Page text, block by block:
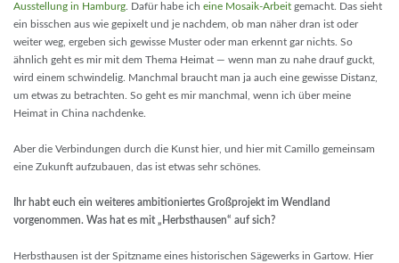
Ausstellung in Hamburg. Dafür habe ich eine Mosaik-Arbeit gemacht. Das sieht
ein bisschen aus wie gepixelt und je nachdem, ob man näher dran ist oder
weiter weg, ergeben sich gewisse Muster oder man erkennt gar nichts. So
ähnlich geht es mir mit dem Thema Heimat — wenn man zu nahe drauf guckt,
wird einem schwindelig. Manchmal braucht man ja auch eine gewisse Distanz,
um etwas zu betrachten. So geht es mir manchmal, wenn ich über meine
Heimat in China nachdenke.
Aber die Verbindungen durch die Kunst hier, und hier mit Camillo gemeinsam
eine Zukunft aufzubauen, das ist etwas sehr schönes.
Ihr habt euch ein weiteres ambitioniertes Großprojekt im Wendland
vorgenommen. Was hat es mit „Herbsthausen“ auf sich?
Herbsthausen ist der Spitzname eines historischen Sägewerks in Gartow. Hier